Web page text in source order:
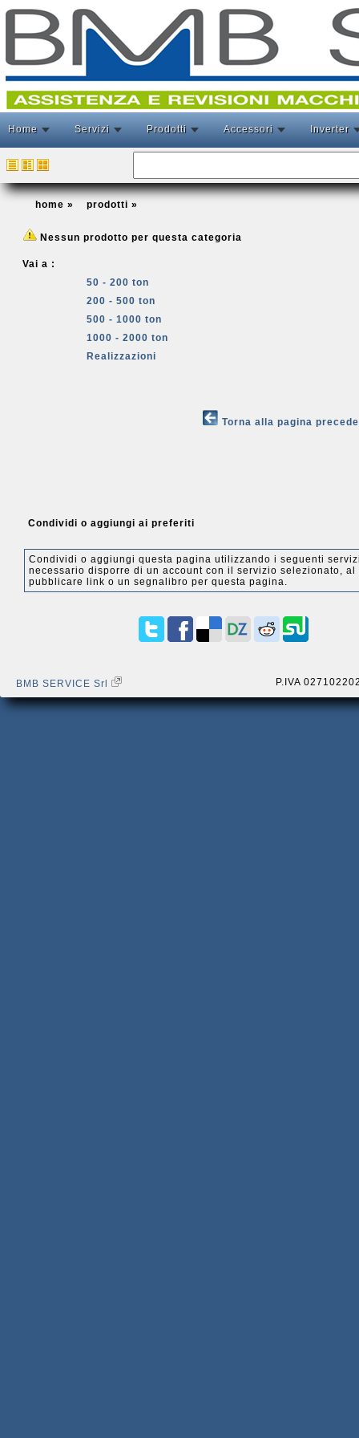
Home Servizi Prodotti Accessori Inverter
home » prodotti »
Nessun prodotto per questa categoria
Vai a :
50 - 200 ton
200 - 500 ton
500 - 1000 ton
1000 - 2000 ton
Realizzazioni
Torna alla pagina
Condividi o aggiungi ai preferiti
Condividi o aggiungi questa pagina utilizzando i seguenti
necessario disporre di un account con il servizio selezionato, al
pubblicare link o un segnalibro per questa pagina.
BMB SERVICE Srl P.IVA